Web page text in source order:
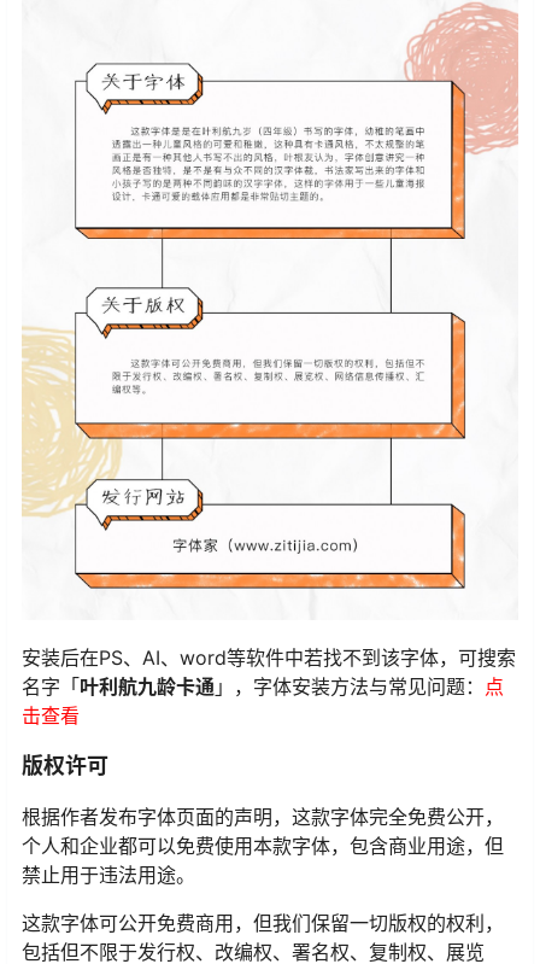
安装后在PS、AI、word等软件中若找不到该字体，可搜索
名字「叶利航九龄卡通 」，字体安装方法与常见问题： 点
击查看
版权许可
根据作者发布字体页面的声明，这款字体完全免费公开，
个人和企业都可以免费使用本款字体，包含商业用途，但
禁止用于违法用途。
这款字体可公开免费商用，但我们保留一切版权的权利，
包括但不限于发行权、改编权、署名权、复制权、展览